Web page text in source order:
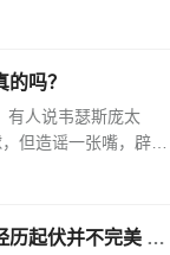
3.0抢断，命中率49.
吗？
有人说韦瑟斯庞太
但造谣一张嘴，辟谣
我手动统计了本轮
历起伏并不完美 但